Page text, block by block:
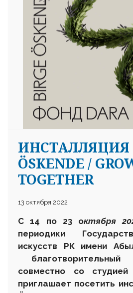
ИНСТАЛЛЯЦИЯ
ÖSKENDE /
TOGETHER
13 октября 2022
С 14 по 23 октября
периодики
искусств РКимени
совместно со
приглашает посетить